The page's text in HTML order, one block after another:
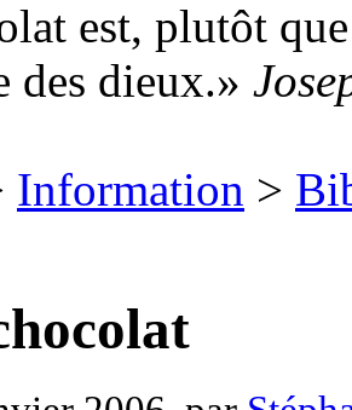
est, plutôt
des dieux.
Information >